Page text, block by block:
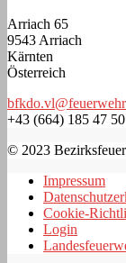
Arriach 65
9543 Arriach
Kärnten
Österreich
+43 (664) 185 47 50
© 2023
Impressum
Cookie-
Login